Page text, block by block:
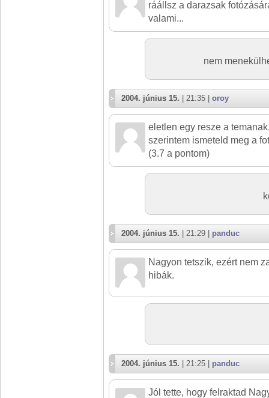
ráállsz a darazsak
valami...
nem
2004. június 15. | 21:35 | oroy
eletlen egy resze a
szerintem ismeteld meg a
(3.7 a pontom)
2004. június 15. | 21:29 | panduc
Nagyon tetszik, ezért nem
hibák.
2004. június 15. | 21:25 | panduc
Jól tette, hogy felraktad